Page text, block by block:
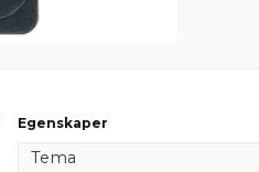
Egenskaper
Tema